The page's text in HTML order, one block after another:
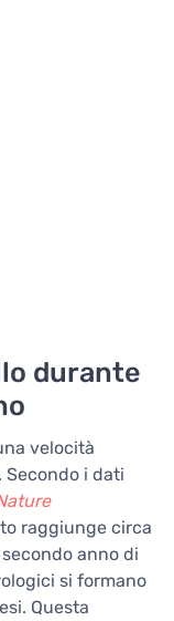
durante
velocità
i dati
raggiunge circa
anno di
si formano
Questa